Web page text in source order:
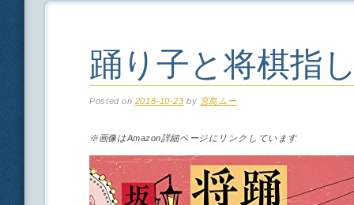
踊り子と将棋指
Posted on 2018-10-23 by 宮島ムー
※画像はAmazon詳細ページにリンクしています